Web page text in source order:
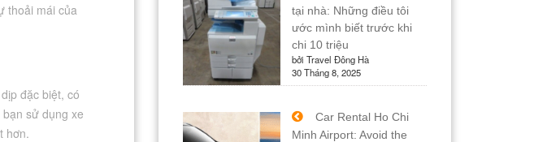
thoải mái của
đặc biệt, có
sử dụng xe
hơn.
tại nhà: Những điều tôi
ước mình biết trước khi
chi 10 triệu
bởi Travel Đông Hà
30 Tháng 8, 2025
Car Rental Ho Chi
Minh Airport: Avoid the